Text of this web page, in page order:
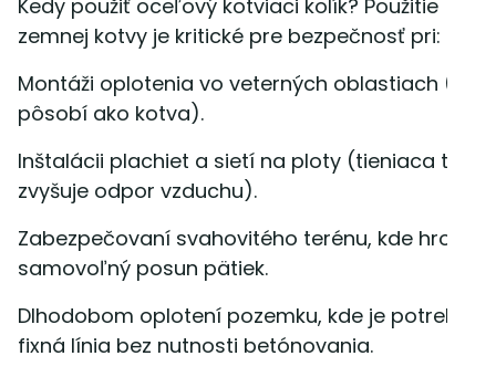
Kedy použiť oceľový kotviaci kolík? Použitie
zemnej kotvy je kritické pre bezpečnosť pri:
Montáži oplotenia vo veterných oblastiach (kolík
pôsobí ako kotva).
Inštalácii plachiet a sietí na ploty (tieniaca
zvyšuje odpor vzduchu).
Zabezpečovaní svahovitého terénu, kde hrozí
samovoľný posun pätiek.
Dlhodobom oplotení pozemku, kde je potrebná
fixná línia bez nutnosti betónovania.